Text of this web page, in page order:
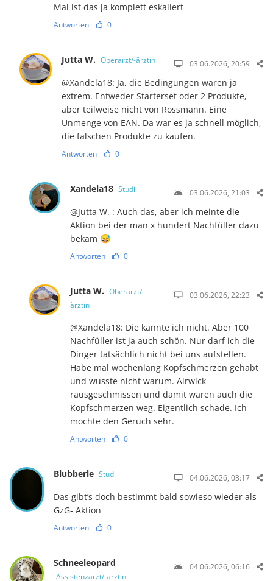
Mal ist das ja komplett eskaliert
Antworten 0
Jutta W. Oberarzt/-ärztin 03.06.2026, 20:59
@Xandela18: Ja, die Bedingungen waren ja
extrem. Entweder Starterset oder 2 Produkte,
aber teilweise nicht von Rossmann. Eine
Unmenge von EAN. Da war es ja schnell möglich,
die falschen Produkte zu kaufen.
Antworten 0
Xandela18 Studi 03.06.2026, 21:03
@Jutta W. : Auch das, aber ich meinte die
Aktion bei der man x hundert Nachfüller dazu
bekam 😅
Antworten 0
Jutta W. Oberarzt/-
ärztin
03.06.2026, 22:23
@Xandela18: Die kannte ich nicht. Aber 100
Nachfüller ist ja auch schön. Nur darf ich die
Dinger tatsächlich nicht bei uns aufstellen.
Habe mal wochenlang Kopfschmerzen gehabt
und wusste nicht warum. Airwick
rausgeschmissen und damit waren auch die
Kopfschmerzen weg. Eigentlich schade. Ich
mochte den Geruch sehr.
Antworten 0
Blubberle Studi 04.06.2026, 03:17
Das gibt’s doch bestimmt bald sowieso wieder als
GzG- Aktion
Antworten 0
Schneeleopard
Assistenzarzt/-ärztin
04.06.2026, 06:16